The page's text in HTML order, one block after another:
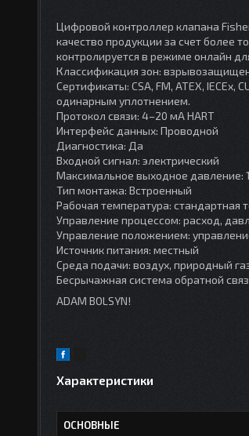
Цифровой контроллер клапана
качество продукции за счет более
контролируется в режиме онлайн
Классификация зон:
Сертификаты: CSA, FM, ATEX, IECEx,
одинарным уплотнением.
Протокол связи: 4–20 мА HART
Интерфейс данных: Проводной
Диагностика: Да
Входной сигнал: электрический
Максимальное выходное давление:
Тип монтажа: Встроенный
Рабочая температура: стандартная
Управление процессом: расход,
Управление положением:
Источник питания: местный
Среда подачи: воздух, природный
Бесрычажная система обратной
ADAM BOLSYN!
Характеристики
ОСНОВНЫЕ